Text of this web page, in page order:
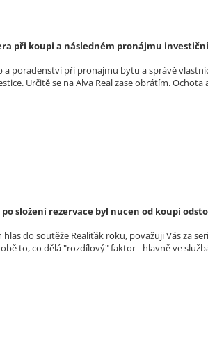
při koupi a následném pronájmu
a poradenství při pronajmu bytu a správě
Určitě se na Alva Real zase obrátím.
složení rezervace byl nucen od koupi
hlas do soutěže Realiťák roku, považuji Vás za
to, co dělá "rozdílový" faktor - hlavně ve